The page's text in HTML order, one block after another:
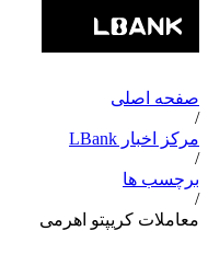
صفحه اصلی
/
مرکز اخبار LBank
/
برچسب ها
/
معاملات کریپتو اهرمی